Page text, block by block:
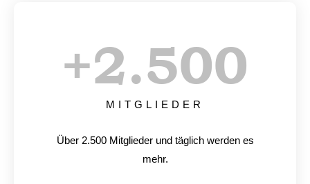
MITGLIEDER
+2.500
Über 2.500 Mitglieder und täglich werden es
mehr.